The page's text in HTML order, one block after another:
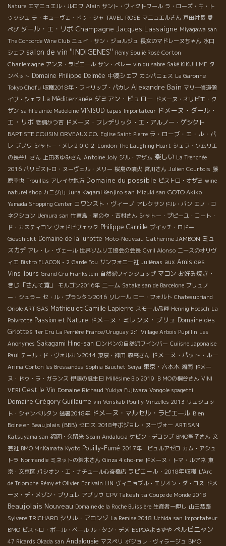
Nature エマニュエル・ルロワ Alain サント・ヴィクトワール ラ・ローズ・キ・ト
ゥッシュ ラ・キューヴェ・ドゥ・シャ TAVEL ROSE マニュエルさん 戸田社長 愛
ペグ ダール・エ・リボ Champagne Jacques Lassaigne Miyagawa san
The Concorde Wine Club ニュイ・サン・ジョルジュ 長女のマドレーヌちゃん 水口
シェフ salon de vin ''INDIGENES'' Rémy Soulié Rosé Corton
Charlemagne アンヌ・ラピエール サン・ペレー vin du sabre Saké KIKUHIME タ
ンペット Domaine Philippe Delmée 中湊シェフ カンパニェス La Garonne
Tokyo Chofu 収穫2018年・フィリップ・パカレ Alexandre Bain マリー修道僧
イヴ・シェフ La Méditerranée ダミアン・ビュロー ドメーヌ・オリビエ・ク
ザン sa fille ainée Madeleine VINISUD tapas Importateur ドメーヌ・ダール・
エ・リボ 老舗かつ吉 ドメーヌ・フレデリック・エ・アルノー・ゲシクト
BAPTISTE COUSIN ORVEAUX CO. Eglise Saint Pierre ラ・ローブ・エ・ル・パ
レ ブノワ シャトー・メレ２００２ London The Laughing Heart シェフ・ソムリエ
の長谷川さん
上田あゆみさん Antoine Joly ジル・アザム 楽しい La Trenchée
2016 パリビストロ・ヌーヴェル・メリー 桜島の噴火 宮川さん Julien Courtois 藤
原幸也 Trouillas アレイヤ地方 Domaine du possible ビストロ・オザミ wine
naturel shop カニグ山 Jura Kagami Kenjiro san Mizuki san GOTO Akiko
Yamada Shopping Center コワンスト・ヴィーノ アレクサンドル・バン エノ・コ
ネクション Uemura san 竹富島・星のや・吉村さん シャトー・プピーユ・コート・
ド・カスティヨン ヴォドピヴェック Philippe Carrille プイッチ・ロドー
Geschickt Domaine de la lunotte Moto-Nouveau Catherine JAMBON ミュ
スカデ アレ・レ・ヴェール 世界ソムリエ協会の会長 Cyril Alonso ニースのオリヴ
ィエ Bistro FLACON - 2 Garde Fou サンフォニー社 Juliénas aux Amis des
Vins Tours Grand Cru Frankstein 自然派ワインショップ マコン お好み焼き・
きじ「さんて寛」
モルゴン2016年 ニーム Satake san de Barcelone ブリュノ
ー・シュラー セ・ル・プランタン2016 リレール ロー・フォルト Chateaubriand
Oriole ARTIGAS Mathieu et Camille Lapierre スモール品種 Hennig Hoesch La
Poivrotte Passion et Nature ドメーヌ・ミレンヌ・ブリュ Domaine des
Griottes 1er Cru La Perrière France/Uruguay 2:1 Village Arbois Pupillin Les
Anonymes Sakagami Hino-san ロンドンの自然派ワインバー Cuiisne Japonaise
Paul テール・ド・ヴォルカン2014 東京・神田 森高さん ドメーヌ・パット・ルー
Arima Corton les Bressandes Sophia Bauchet Seiya 東京・六本木 湘南 ドメー
ヌ・ドゥ・ラ・ガランス 伊藤の誕生日 Millésime Bio 2019 ＢＭОの桐谷さん VINI
VERI C'est le Vin Domaine Richaud Yukiya Fujiwara Vongole spagetti
Domaine Grégory Guillaume vin Venskab Pouilly-Vinzelles 2013 リュショッ
ト・シャンベルタン 猛暑2018年 ドメーヌ・マルセル・ラピエール Bien
Boire en Beaujolais (BBB) セロス 2018年ボジョレ・ヌーヴォー ARTISAN
Katsuyama san 福岡・久留米 Spain Andalucia ケビン・デコンブ BMO聖子さん 文
芸社 BMO Mr.Kamata Kyoto Pouilly-Fumé 2017年 ビュルアゼロ カム・アシュ
トラ Normandie ミネットの鈴木さん Ginza 4 cho-me ドメーヌ・トマ・ルアネ 東
京・文京区 パシオン・エ・ナチュール心斎橋店 ラピエール・2018年収穫 L'Arc
de Triomphe Rémy et Olivier Ecrivain LIN ヴィニョブル・エリオン・ダ・ロス ドメ
ーヌ・デ・メゾン・ブリュレ アブリウ CPV Takeshita Coupe de Monde 2018
Beaujolais Nouveau Domaine de la Roche Buissière 生産者一押し 山田恭路
Sylvere TRICHARD シリル・アロンゾ La Remise 2018 Uchida san Importateur
BMO ビストロ・ポール・ベール ル・タン・デメ ESPOAよろずや ペルピニャン
47 Ricards Okada san Andalousie マスぺリ ボジョレ・ヴィラージュ BMO